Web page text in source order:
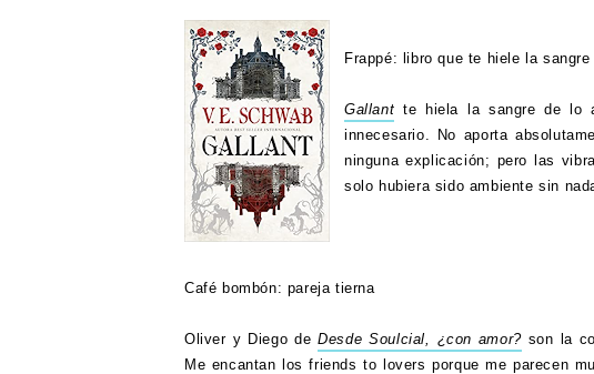
Frappé: libro que te hiele la sangre
Gallant te hiela la sangre de lo
innecesario. No aporta
ninguna explicación; pero las
solo hubiera sido ambiente sin
Café bombón: pareja tierna
Oliver y Diego deDesde Soulcial, ¿con amor? son la
Me encantan los friends to lovers porque me parecen